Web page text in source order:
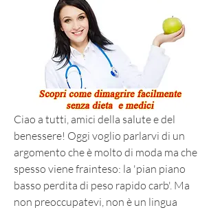
Ciao a tutti, amici della salute e del
benessere! Oggi voglio parlarvi di un
argomento che è molto di moda ma che
spesso viene frainteso: la 'pian piano
basso perdita di peso rapido carb'. Ma
non preoccupatevi, non è un lingua